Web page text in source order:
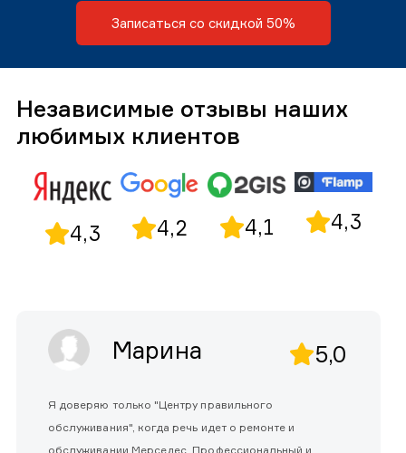
Записаться со скидкой 50%
Независимые отзывы наших
любимых клиентов
4,3 4,2 4,1 4,3
Марина 5,0
Я доверяю только "Центру правильного
обслуживания", когда речь идет о ремонте и
обслуживании Мерседес. Профессиональный и